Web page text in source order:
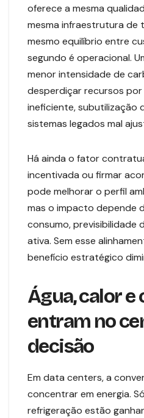
oferece a mesma
mesma infraestrutura de
mesmo equilíbrio entre
segundo é operacional.
menor intensidade de
desperdiçar recursos
ineficiente, subutilização
sistemas legados mal
Há ainda o fator
incentivada ou firmar
pode melhorar o perfil
mas o impacto depende
consumo, previsibilidade
ativa. Sem esse
benefício estratégico
Água, calor e
entram no
decisão
Em data centers, a
concentrar em energia.
refrigeração estão